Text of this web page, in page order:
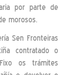
por parte de
morosos.
Sen Fronteiras
contratado o
os trámites